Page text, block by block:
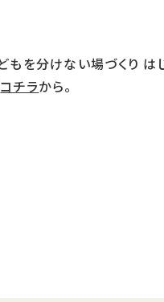
を分けない場づくり は
コチラから。